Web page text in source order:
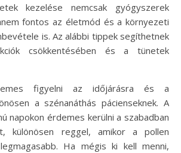
kezelése nemcsak gyógyszerek
fontos az életmód és a környezeti
is. Az alábbi tippek segíthetnek
csökkentésében és a tünetek
figyelni az időjárásra és a
a szénanáthás pácienseknek. A
napokon érdemes kerülni a szabadban
különösen reggel, amikor a pollen
Ha mégis ki kell menni,